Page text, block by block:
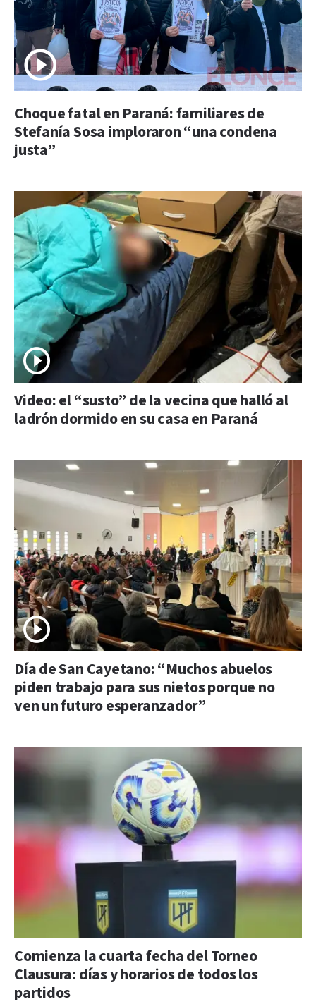
Choque fatal en Paraná: familiares de
Stefanía Sosa imploraron “una condena
justa”
Video: el “susto” de la vecina que halló al
ladrón dormido en su casa en Paraná
Día de San Cayetano: “Muchos abuelos
piden trabajo para sus nietos porque no
ven un futuro esperanzador”
Comienza la cuarta fecha del Torneo
Clausura: días y horarios de todos los
partidos